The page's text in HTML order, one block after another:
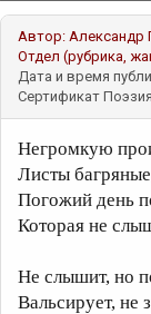
Автор: Александр
Отдел (рубрика,
Дата и время
Сертификат
Негромкую
Листы
Погожий день
Которая не
Не слышит, но
Вальсирует, не